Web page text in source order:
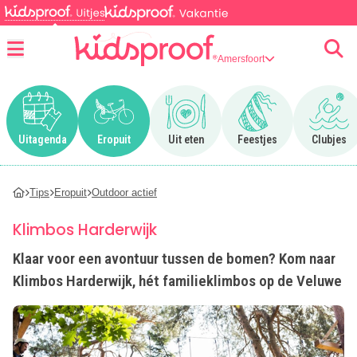
Amersfoort
Uitagenda
Ga naar Uitagenda
Eropuit
Ga naar Eropuit
Uit eten
Ga naar Uit eten
Feestjes
Ga naar Feestjes
Clubjes
Ga
Tips Eropuit Outdoor actief
Klimbos Harderwijk
Klaar voor een avontuur tussen de bomen? Kom naar
Klimbos Harderwijk, hét familieklimbos op de Veluwe